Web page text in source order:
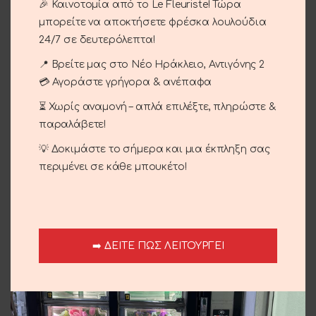
ADD TO CART
Compare Add to wishlist
01-02
Occasions, Roses, St Valentines
Shipping & Delivery
🎉 Καινοτομία από το Le Fleuriste! Τώρα
μπορείτε να αποκτήσετε φρέσκα λουλούδια
24/7 σε δευτερόλεπτα!
📍 Βρείτε μας στο Νέο Ηράκλειο, Αντιγόνης 2
💳 Αγοράστε γρήγορα & ανέπαφα
⏳ Χωρίς αναμονή – απλά επιλέξτε, πληρώστε &
παραλάβετε!
💡 Δοκιμάστε το σήμερα και μια έκπληξη σας
περιμένει σε κάθε μπουκέτο!
➡️ ΔΕΙΤΕ ΠΩΣ ΛΕΙΤΟΥΡΓΕΙ